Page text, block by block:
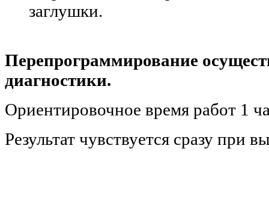
заглушки.
Перепрограммирование
диагностики.
Ориентировочное время работ 1
Результат чувствуется сразу при